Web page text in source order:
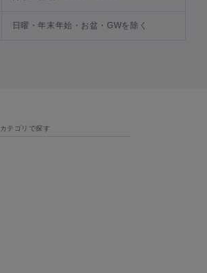
日曜・年末年始・お盆・GWを除く
カテゴリで探す